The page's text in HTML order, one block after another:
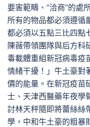
要害範疇、“洽商”的處
所有的物品都必須遵循
都必須以五點三比四點
陳薇帶領團隊與后方科
毒載體重組新冠病毒疫
情緒干擾！」牛土豪對
價的能量。在新冠疫苗
士、天津西醫藥年夜學
討林天秤隨即將蕾絲絲
學，中和牛土豪的粗暴